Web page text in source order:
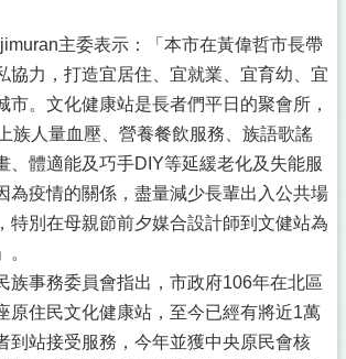
主委表示：「本市在黃偉哲市長帶
協力，打造宜居住、宜就業、宜育幼、宜
市。文化健康站是長者們平日的聚會所，
族人量血壓、營養餐飲服務、族語歌謠
、體適能及巧手DIY等延緩老化及失能服
為疫情的關係，盡量減少長輩出入公共場
特別在母親節前夕媒合設計師到文健站為
族事務委員會指出，市政府106年在北區
原住民文化健康站，至今已經有將近1萬
到站接受服務，今年並獲中央原民會核